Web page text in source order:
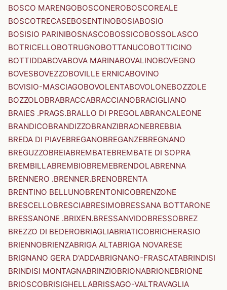
BOSCO MARENGOBOSCONEROBOSCOREALE
BOSCOTRECASEBOSENTINOBOSIABOSIO
BOSISIO PARINIBOSNASCOBOSSICOBOSSOLASCO
BOTRICELLOBOTRUGNOBOTTANUCOBOTTICINO
BOTTIDDABOVABOVA MARINABOVALINOBOVEGNO
BOVESBOVEZZOBOVILLE ERNICABOVINO
BOVISIO-MASCIAGOBOVOLENTABOVOLONEBOZZOLE
BOZZOLOBRABRACCABRACCIANOBRACIGLIANO
BRAIES .PRAGS.BRALLO DI PREGOLABRANCALEONE
BRANDICOBRANDIZZOBRANZIBRAONEBREBBIA
BREDA DI PIAVEBREGANOBREGANZEBREGNANO
BREGUZZOBREIABREMBATEBREMBATE DI SOPRA
BREMBILLABREMBIOBREMEBRENDOLABRENNA
BRENNERO .BRENNER.BRENOBRENTA
BRENTINO BELLUNOBRENTONICOBRENZONE
BRESCELLOBRESCIABRESIMOBRESSANA BOTTARONE
BRESSANONE .BRIXEN.BRESSANVIDOBRESSOBREZ
BREZZO DI BEDEROBRIAGLIABRIATICOBRICHERASIO
BRIENNOBRIENZABRIGA ALTABRIGA NOVARESE
BRIGNANO GERA D'ADDABRIGNANO-FRASCATABRINDISI
BRINDISI MONTAGNABRINZIOBRIONABRIONEBRIONE
BRIOSCOBRISIGHELLABRISSAGO-VALTRAVAGLIA